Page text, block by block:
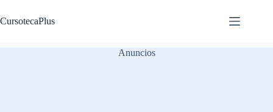
al
contenido
CursotecaPlus
Anuncios